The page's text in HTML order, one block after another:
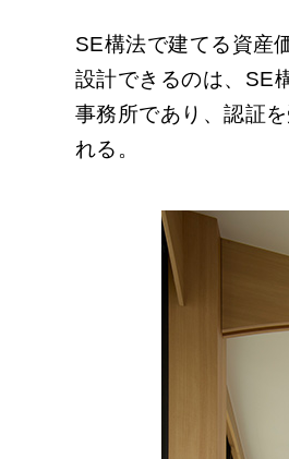
SE構法で建てる資産
設計できるのは、 SE
事務所であり、認証
れる。